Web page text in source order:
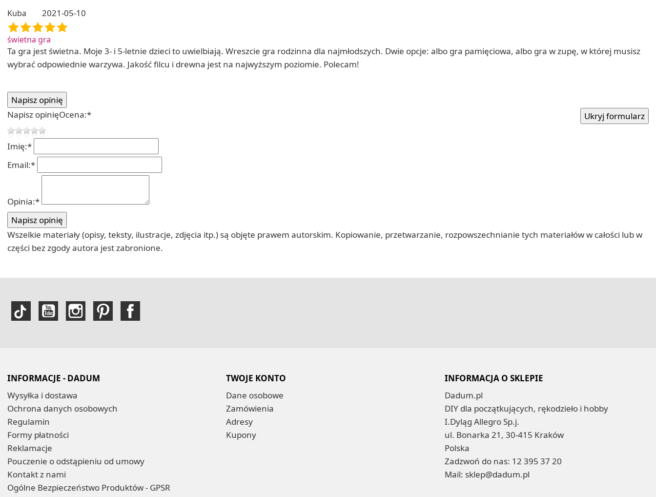
Kuba 2021-05-10
świetna gra
Ta gra jest świetna. Moje 3- i 5-letnie dzieci to uwielbiają. Wreszcie gra rodzinna dla najmłodszych. Dwie opcje: albo gra pamięciowa, albo gra w zupę, w której musisz
wybrać odpowiednie warzywa. Jakość filcu i drewna jest na najwyższym poziomie. Polecam!
Napisz opinięOcena:*
Imię:*
Email:*
Opinia:*
Wszelkie materiały (opisy, teksty, ilustracje, zdjęcia itp.) są objęte prawem autorskim. Kopiowanie, przetwarzanie, rozpowszechnianie tych materiałów w całości lub w
części bez zgody autora jest zabronione.
INFORMACJE - DADUM
Wysyłka i dostawa
Ochrona danych osobowych
Regulamin
Formy płatności
Reklamacje
Pouczenie o odstąpieniu od umowy
Kontakt z nami
Ogólne Bezpieczeństwo Produktów - GPSR
TWOJE KONTO
Dane osobowe
Zamówienia
Adresy
Kupony
INFORMACJA O SKLEPIE
Dadum.pl
DIY dla początkujących, rękodzieło i hobby
I.Dyląg Allegro Sp.j.
ul. Bonarka 21, 30-415 Kraków
Polska
Zadzwoń do nas: 12 395 37 20
Mail: sklep@dadum.pl